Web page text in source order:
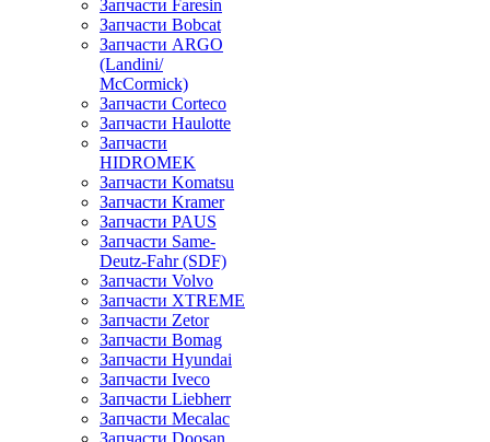
Запчасти Faresin
Запчасти Bobcat
Запчасти ARGO
(Landini/
McCormick)
Запчасти Corteco
Запчасти Haulotte
Запчасти
HIDROMEK
Запчасти Komatsu
Запчасти Kramer
Запчасти PAUS
Запчасти Same-
Deutz-Fahr (SDF)
Запчасти Volvo
Запчасти XTREME
Запчасти Zetor
Запчасти Bomag
Запчасти Hyundai
Запчасти Iveco
Запчасти Liebherr
Запчасти Mecalac
Запчасти Doosan